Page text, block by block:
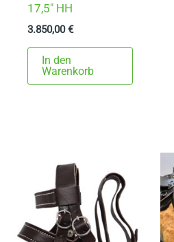
17,5″ HH
3.850,00€
In den
Warenkorb